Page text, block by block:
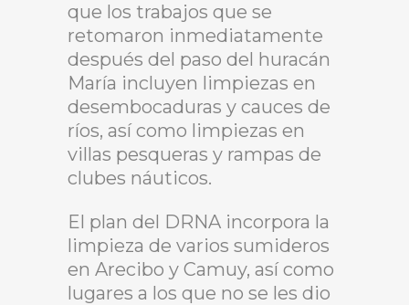
que los trabajos que se
retomaron inmediatamente
después del paso del huracán
María incluyen limpiezas en
desembocaduras y cauces de
ríos, así como limpiezas en
villas pesqueras y rampas de
clubes náuticos.
El plan del DRNA incorpora la
limpieza de varios sumideros
en Arecibo y Camuy, así como
lugares a los que no se les dio